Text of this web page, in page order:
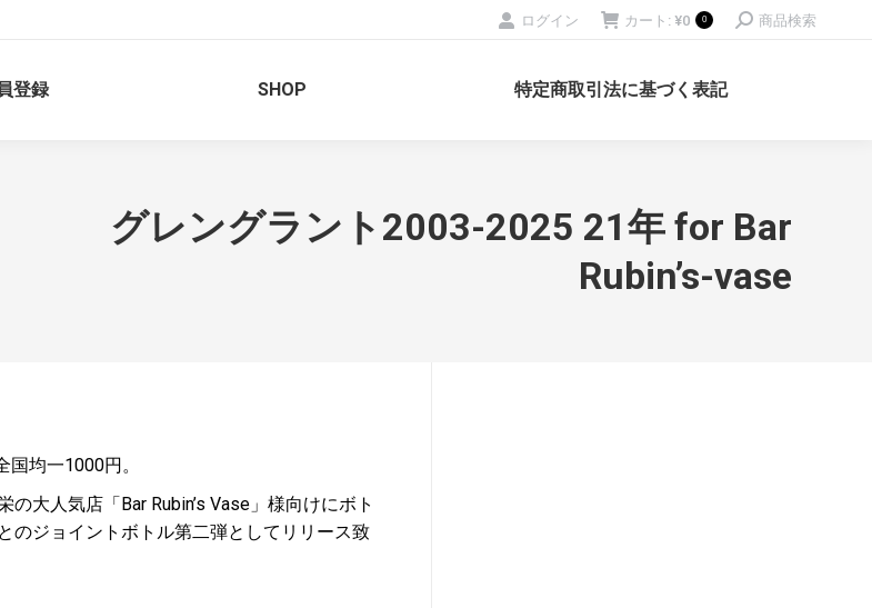
ログイン カート: ¥0 0 Search:
商品検索
登録 SHOP 特定商取引法に基づく表記
グレングラント2003-2025 21年 for Bar
Rubin’s-vase
均一1000円。
大人気店「Bar Rubin’s Vase」様向けにボト
のジョイントボトル第二弾としてリリース致